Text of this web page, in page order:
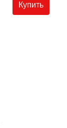
щелочам,
Купить